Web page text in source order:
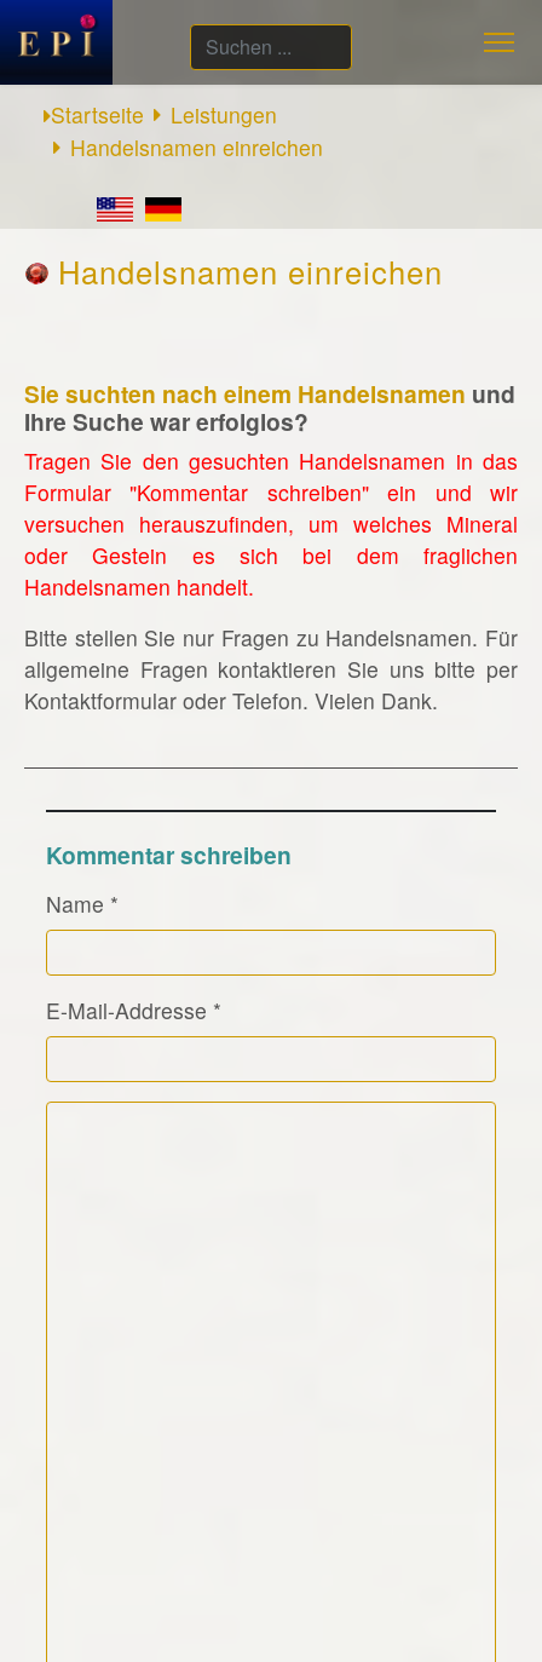
Suchen
...
Startseite
Leistungen
Handelsnamen einreichen
Handelsnamen einreichen
Sie suchten nach einem Handelsnamen und
Ihre Suche war erfolglos?
Tragen Sie den gesuchten Handelsnamen in das
Formular "Kommentar schreiben" ein und wir
versuchen herauszufinden, um welches Mineral
oder Gestein es sich bei dem fraglichen
Handelsnamen handelt.
Bitte stellen Sie nur Fragen zu Handelsnamen. Für
allgemeine Fragen kontaktieren Sie uns bitte per
Kontaktformular oder Telefon. Vielen Dank.
Kommentar schreiben
Name *
E-Mail-Addresse *
Kommentar Text